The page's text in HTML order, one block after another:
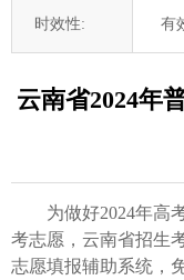
时效性: 有
云南省2024年
为做好2024年高考
考志愿，云南省招生
志愿填报辅助系统，